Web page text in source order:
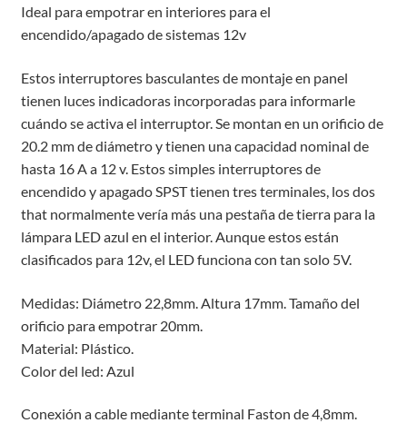
Ideal para empotrar en interiores para el
encendido/apagado de sistemas 12v
Estos interruptores basculantes de montaje en panel
tienen luces indicadoras incorporadas para informarle
cuándo se activa el interruptor. Se montan en un orificio de
20.2 mm de diámetro y tienen una capacidad nominal de
hasta 16 A a 12 v. Estos simples interruptores de
encendido y apagado SPST tienen tres terminales, los dos
that normalmente vería más una pestaña de tierra para la
lámpara LED azul en el interior. Aunque estos están
clasificados para 12v, el LED funciona con tan solo 5V.
Medidas: Diámetro 22,8mm. Altura 17mm. Tamaño del
orificio para empotrar 20mm.
Material: Plástico.
Color del led: Azul
Conexión a cable mediante terminal Faston de 4,8mm.